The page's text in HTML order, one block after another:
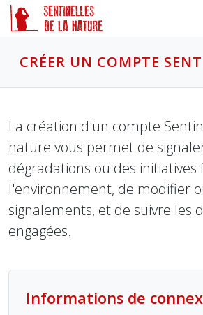
CRÉER UN COMPTE
La création d'un compte
nature vous permet de
dégradations ou des initiatives
l'environnement, de modifier
signalements, et de suivre les
engagées.
Informations de
Panneau de gestion des cookies